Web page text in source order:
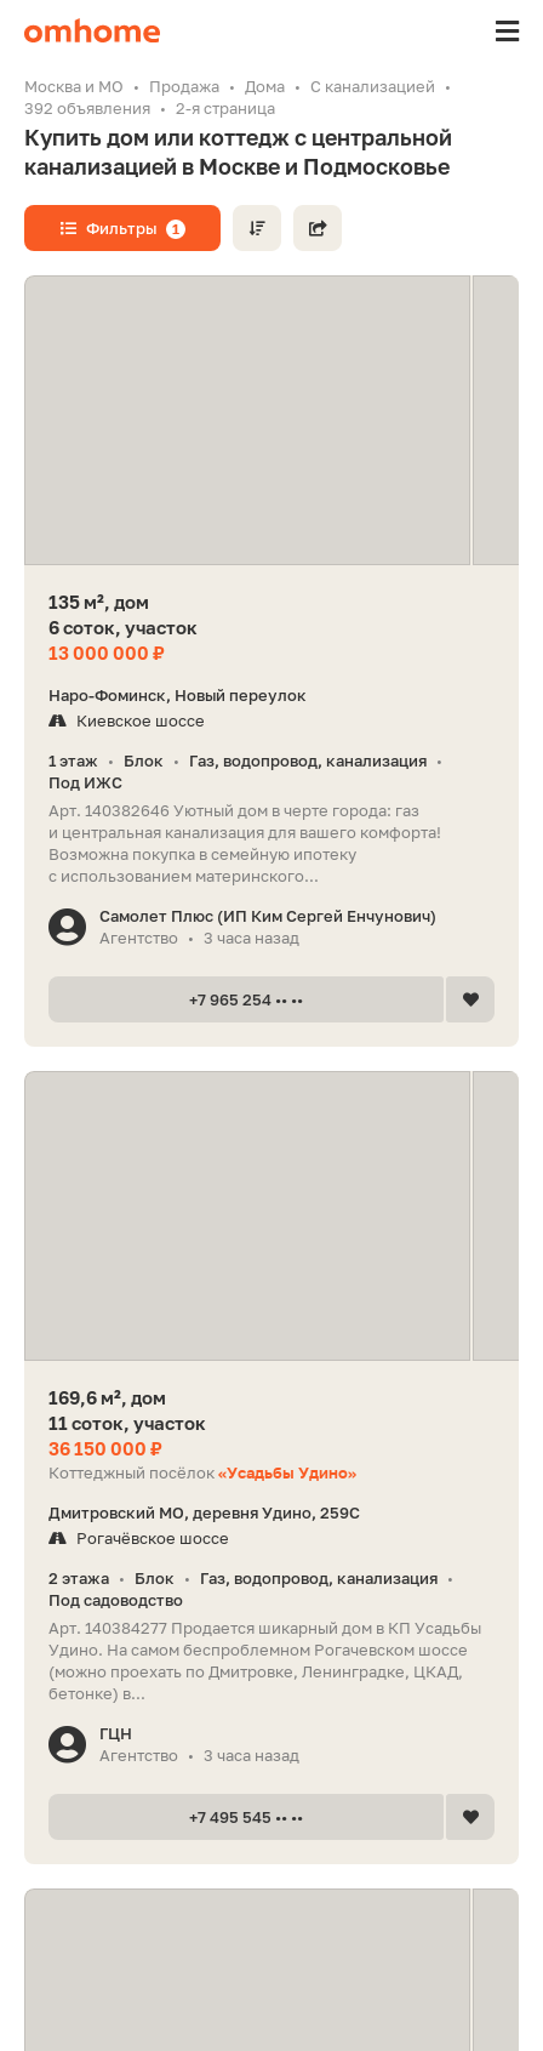
Москва и МО Продажа Дома
С канализацией
392 объявления
2-я страница
Купить дом или коттедж с центральной
канализацией в Москве и Подмосковье
Фильтры 1
135 м², дом
6 соток, участок
13 000 000 ₽
Наро-Фоминск, Новый переулок
Киевское шоссе
1 этаж • Блок • Газ, водопровод, канализация •
Под ИЖС
Арт. 140382646 Уютный дом в черте города: газ
и центральная канализация для вашего комфорта!
Возможна покупка в семейную ипотеку
с использованием материнского...
Самолет Плюс (ИП Ким Сергей Енчунович)
Агентство
• 3 часа назад
+7 965 254 •• ••
169,6 м², дом
11 соток, участок
36 150 000 ₽
Коттеджный посёлок«Усадьбы Удино»
Дмитровский МО, деревня Удино, 259С
Рогачёвское шоссе
2 этажа • Блок • Газ, водопровод, канализация •
Под садоводство
Арт. 140384277 Продается шикарный дом в КП Усадьбы
Удино. На самом беспроблемном Рогачевском шоссе
(можно проехать по Дмитровке, Ленинградке, ЦКАД,
бетонке) в...
ГЦН
Агентство
• 3 часа назад
+7 495 545 •• ••